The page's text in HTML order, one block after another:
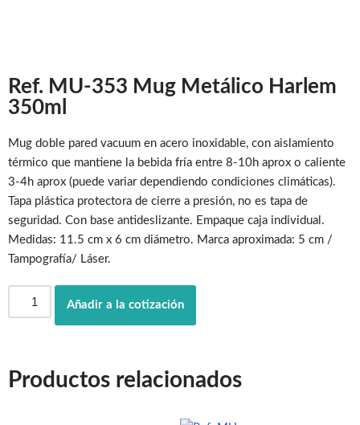
Ref. MU-353 Mug Metálico Harlem
350ml
Mug doble pared vacuum en acero inoxidable, con aislamiento
térmico que mantiene la bebida fría entre 8-10h aprox o caliente
3-4h aprox (puede variar dependiendo condiciones climáticas).
Tapa plástica protectora de cierre a presión, no es tapa de
seguridad. Con base antideslizante. Empaque caja individual.
Medidas: 11.5 cm x 6 cm diámetro. Marca aproximada: 5 cm /
Tampografía/ Láser.
Añadir a la cotización
Productos relacionados